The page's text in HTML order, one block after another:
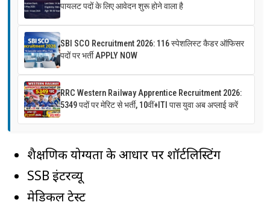
पायलट पदों के लिए आवेदन शुरू होने वाला है
SBI SCO Recruitment 2026: 116 स्पेशलिस्ट कैडर ऑफिसर
पदों पर भर्ती APPLY NOW
RRC Western Railway Apprentice Recruitment 2026:
5349 पदों पर मेरिट से भर्ती, 10वीं+ITI पास युवा अब अप्लाई करें
शैक्षणिक योग्यता के आधार पर शॉर्टलिस्टिंग
SSB इंटरव्यू
मेडिकल टेस्ट